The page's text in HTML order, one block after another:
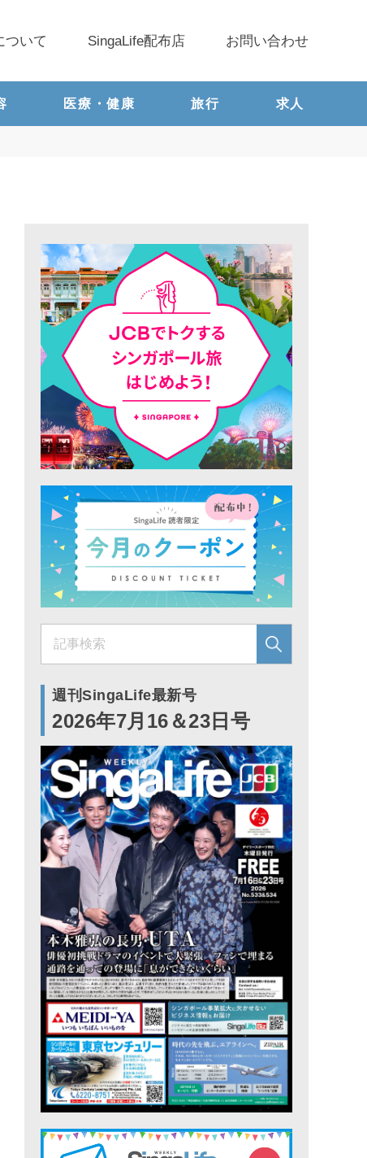
医療・健康 旅行 求人
ついて SingaLife配布店 お問い合わせ
週刊SingaLife最新号
2026年7月16＆23日号